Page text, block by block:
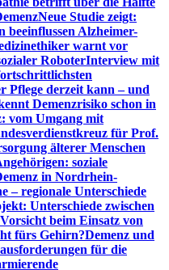
Neue Studie zeigt:
beeinflussen Alzheimer-
warnt vor
RoboterInterview mit
Pflege derzeit kann – und
Demenzrisiko schon in
vom Umgang mit
für Prof.
älterer Menschen
soziale
in Nordrhein-
– regionale Unterschiede
Unterschiede zwischen
beim Einsatz von
fürs Gehirn?Demenz und
für die